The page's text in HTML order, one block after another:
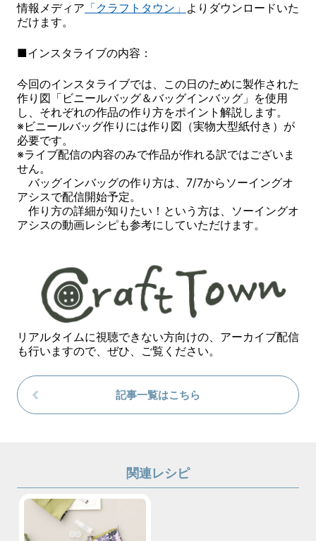
情報メディア 「クラフトタウン」 よりダウンロードいた
だけます。
■インスタライブの内容：
今回のインスタライブでは、この日のために製作された
作り図「ビニールバッグ＆バッグインバッグ」を使用
し、それぞれの作品の作り方をポイント解説します。
※ビニールバッグ作りには作り図（実物大型紙付き）が
必要です。
※ライブ配信の内容のみで作品が作れる訳ではございま
せん。
バッグインバッグの作り方は、7/7からソーイングオ
アシスで配信開始予定。
作り方の詳細が知りたい！という方は、ソーイングオ
アシスの動画レシピも参考にしていただけます。
リアルタイムに視聴できない方向けの、アーカイブ配信
も行いますので、ぜひ、ご覧ください。
記事一覧はこちら
関連レシピ